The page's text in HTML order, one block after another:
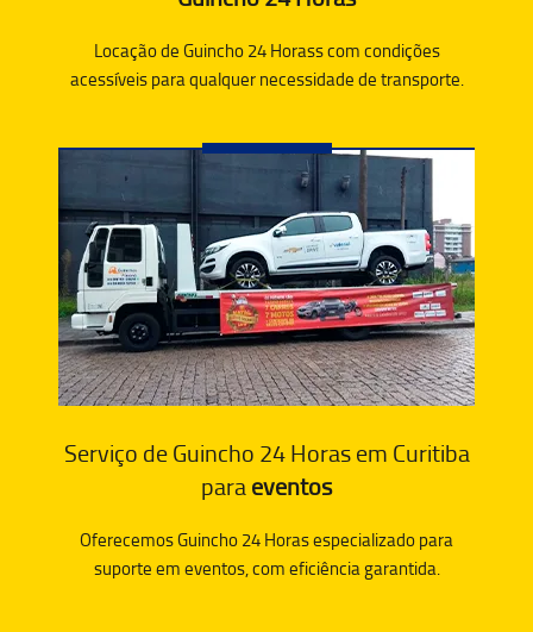
Locação de Guincho 24 Horass com condições
acessíveis para qualquer necessidade de transporte.
Serviço de Guincho 24 Horas em Curitiba
paraeventos
Oferecemos Guincho 24 Horas especializado para
suporte em eventos, com eficiência garantida.